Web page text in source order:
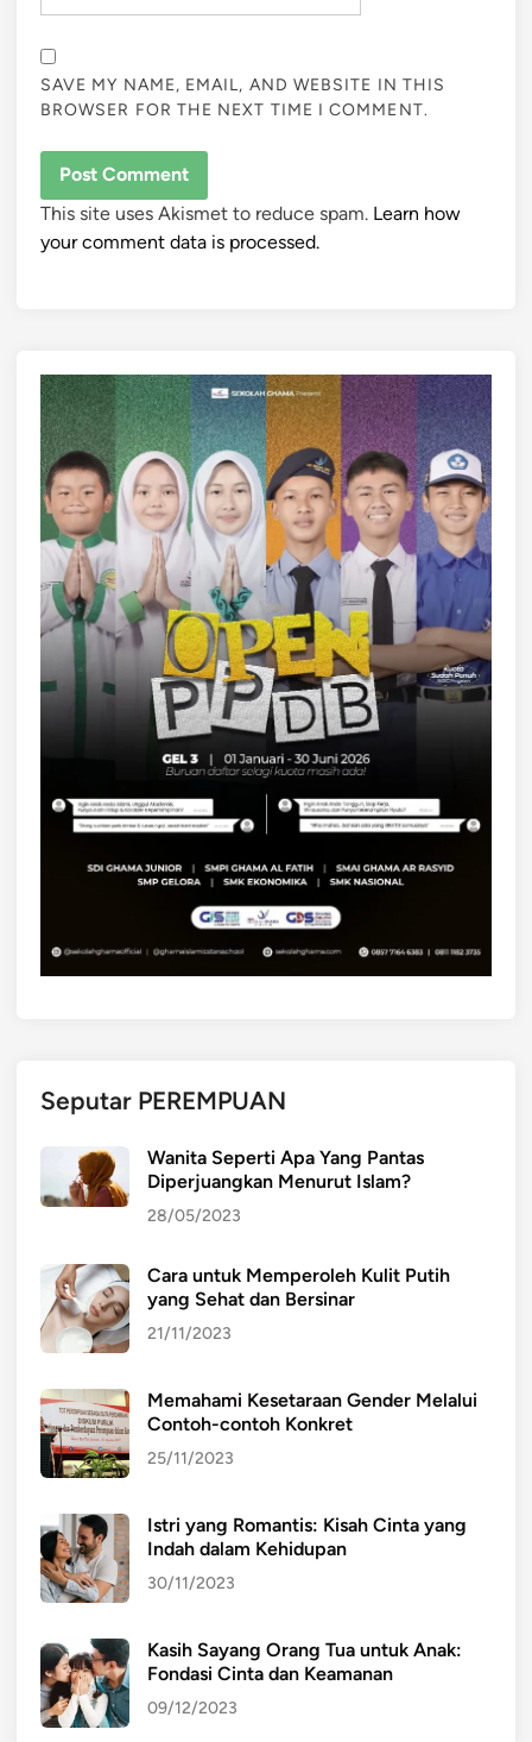
SAVE MY NAME, EMAIL, AND WEBSITE IN THIS
BROWSER FOR THE NEXT TIME I COMMENT.
This site uses Akismet to reduce spam. Learn how
your comment data is processed.
Seputar PEREMPUAN
Wanita Seperti Apa Yang Pantas
Diperjuangkan Menurut Islam?
28/05/2023
Cara untuk Memperoleh Kulit Putih
yang Sehat dan Bersinar
21/11/2023
Memahami Kesetaraan Gender Melalui
Contoh-contoh Konkret
25/11/2023
Istri yang Romantis: Kisah Cinta yang
Indah dalam Kehidupan
30/11/2023
Kasih Sayang Orang Tua untuk Anak:
Fondasi Cinta dan Keamanan
09/12/2023